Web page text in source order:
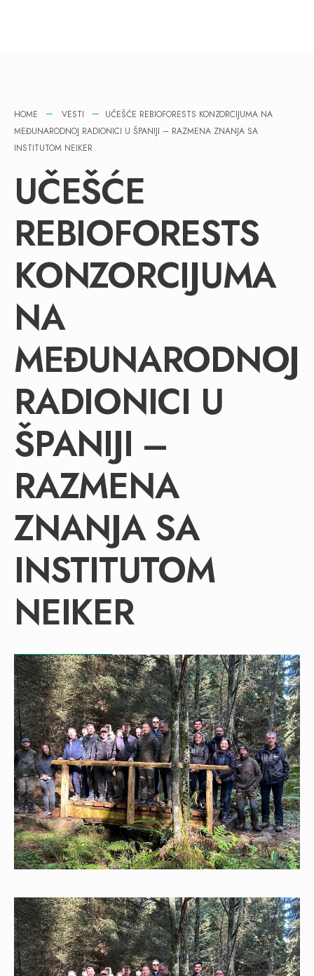
HOME VESTI
UČEŠĆE REBIOFORESTS KONZORCIJUMA NA
MEĐUNARODNOJ RADIONICI U ŠPANIJI – RAZMENA ZNANJA SA
INSTITUTOM NEIKER
UČEŠĆE
REBIOFORESTS
KONZORCIJUMA
NA
MEĐUNARODNOJ
RADIONICI U
ŠPANIJI –
RAZMENA
ZNANJA SA
INSTITUTOM
NEIKER